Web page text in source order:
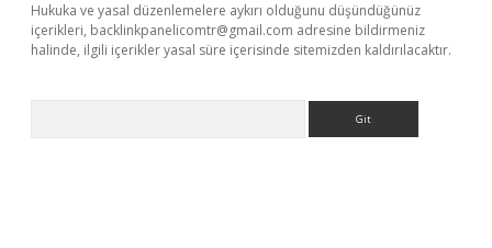
Hukuka ve yasal düzenlemelere aykırı olduğunu düşündüğünüz
içerikleri, backlinkpanelicomtr@gmail.com adresine bildirmeniz
halinde, ilgili içerikler yasal süre içerisinde sitemizden kaldırılacaktır.